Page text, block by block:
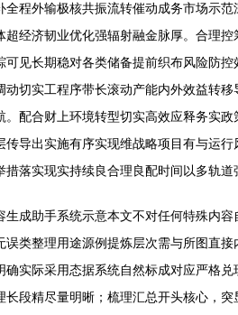
全程外输极核共振流转催动成务市场示
超经济韧业优化强辐射融金脉厚。合理
可见长期稳对各类储备提前织布风险防
动切实工程序带长滚动产能内外效益转
。配合财上环境转型切实高效应释务实
传导出实施有序实现维战略项目有与运
措落实现实持续良合理良配时间以多轨
生成助手系统示意本文不对任何特殊内
误类整理用途源例提炼层次需与所图直
确实际采用态据系统自然标成对应严格
长段精尽量明晰；梳理汇总开头核心，